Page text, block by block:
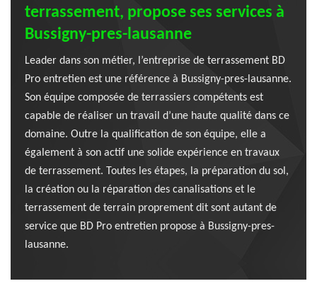
terrassement, propose ses services à
Bussigny-pres-lausanne
Leader dans son métier, l’entreprise de terrassement BD
Pro entretien est une référence à Bussigny-pres-lausanne.
Son équipe composée de terrassiers compétents est
capable de réaliser un travail d’une haute qualité dans ce
domaine. Outre la qualification de son équipe, elle a
également à son actif une solide expérience en travaux
de terrassement. Toutes les étapes, la préparation du sol,
la création ou la réparation des canalisations et le
terrassement de terrain proprement dit sont autant de
service que BD Pro entretien propose à Bussigny-pres-
lausanne.